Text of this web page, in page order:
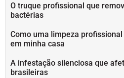
O truque profissional que
bactérias
Como uma limpeza
em minha casa
A infestação silenciosa que
brasileiras